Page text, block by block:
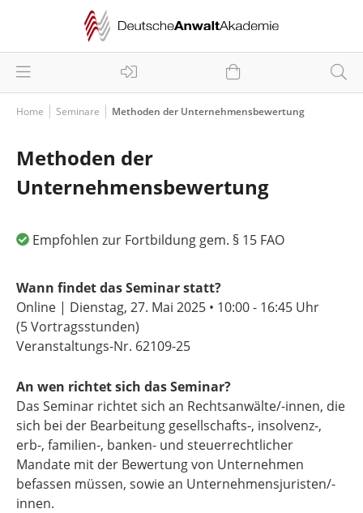
Home Seminare Methoden der Unternehmensbewertung
Methoden der
Unternehmensbewertung
Empfohlen zur Fortbildung gem. § 15 FAO
Wann findet das Seminar statt?
Online | Dienstag, 27. Mai 2025 • 10:00 - 16:45 Uhr
(5 Vortragsstunden)
Veranstaltungs-Nr. 62109-25
An wen richtet sich das Seminar?
Das Seminar richtet sich an Rechtsanwälte/-innen, die
sich bei der Bearbeitung gesellschafts-, insolvenz-,
erb-, familien-, banken- und steuerrechtlicher
Mandate mit der Bewertung von Unternehmen
befassen müssen, sowie an Unternehmensjuristen/-
innen.